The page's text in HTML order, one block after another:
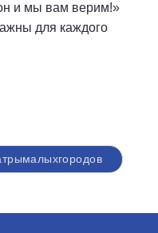
и мы вам верим!»
для каждого